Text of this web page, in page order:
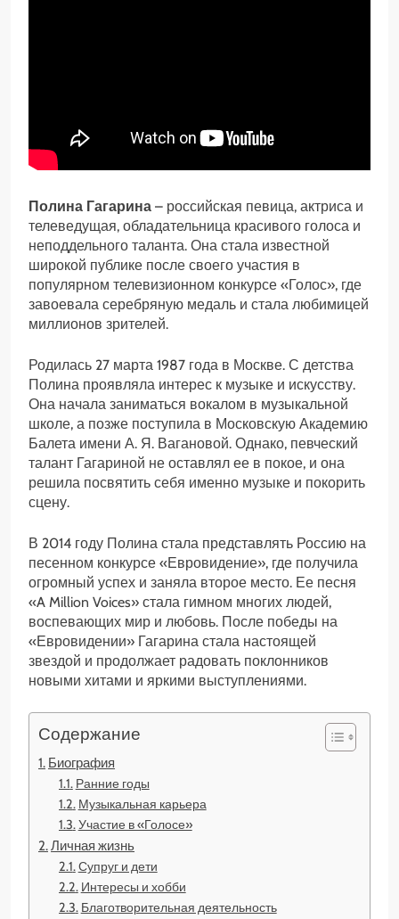
Полина Гагарина – российская певица, актриса и
телеведущая, обладательница красивого голоса и
неподдельного таланта. Она стала известной
широкой публике после своего участия в
популярном телевизионном конкурсе «Голос», где
завоевала серебряную медаль и стала любимицей
миллионов зрителей.
Родилась 27 марта 1987 года в Москве. С детства
Полина проявляла интерес к музыке и искусству.
Она начала заниматься вокалом в музыкальной
школе, а позже поступила в Московскую Академию
Балета имени А. Я. Вагановой. Однако, певческий
талант Гагариной не оставлял ее в покое, и она
решила посвятить себя именно музыке и покорить
сцену.
В 2014 году Полина стала представлять Россию на
песенном конкурсе «Евровидение», где получила
огромный успех и заняла второе место. Ее песня
«A Million Voices» стала гимном многих людей,
воспевающих мир и любовь. После победы на
«Евровидении» Гагарина стала настоящей
звездой и продолжает радовать поклонников
новыми хитами и яркими выступлениями.
Содержание
Биография
Ранние годы
Музыкальная карьера
Участие в «Голосе»
Личная жизнь
Супруг и дети
Интересы и хобби
Благотворительная деятельность